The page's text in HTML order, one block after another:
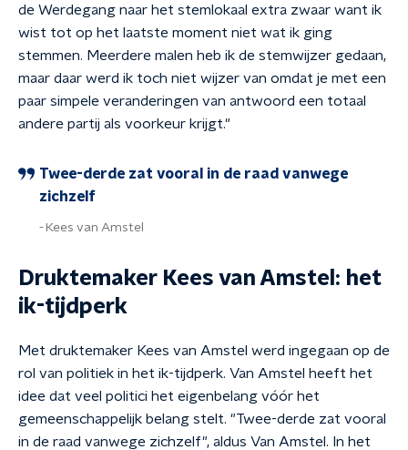
de Werdegang naar het stemlokaal extra zwaar want ik
wist tot op het laatste moment niet wat ik ging
stemmen. Meerdere malen heb ik de stemwijzer gedaan,
maar daar werd ik toch niet wijzer van omdat je met een
paar simpele veranderingen van antwoord een totaal
andere partij als voorkeur krijgt."
Twee-derde zat vooral in de raad vanwege
zichzelf
Kees van Amstel
Druktemaker Kees van Amstel: het
ik-tijdperk
Met druktemaker Kees van Amstel werd ingegaan op de
rol van politiek in het ik-tijdperk. Van Amstel heeft het
idee dat veel politici het eigenbelang vóór het
gemeenschappelijk belang stelt. "Twee-derde zat vooral
in de raad vanwege zichzelf", aldus Van Amstel. In het